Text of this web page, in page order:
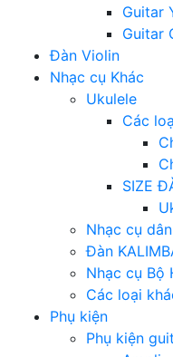
Guitar
Guitar
Đàn Violin
Nhạc cụ Khác
Ukulele
Các
SIZE
Nhạc cụ
Đàn
Nhạc cụ Bộ
Các loại
Phụ kiện
Phụ kiện